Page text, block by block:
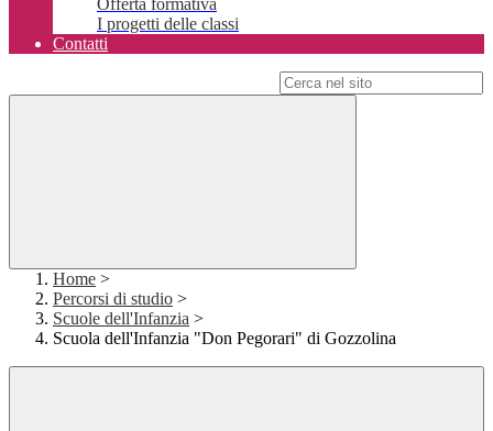
Offerta formativa
I progetti delle classi
Contatti
Home >
Percorsi di studio >
Scuole dell'Infanzia >
Scuola dell'Infanzia "Don Pegorari" di Gozzolina